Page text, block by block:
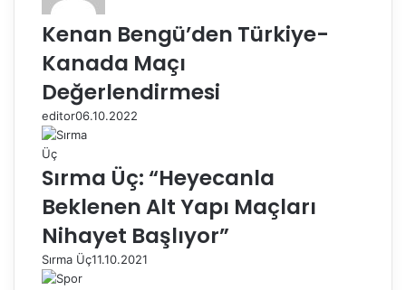
Kenan Bengü’den Türkiye-
Kanada Maçı
Değerlendirmesi
editor06.10.2022
Sırma Üç: “Heyecanla
Beklenen Alt Yapı Maçları
Nihayet Başlıyor”
Sırma Üç11.10.2021